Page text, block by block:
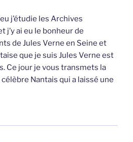
j’étudie les Archives
j’y ai eu le bonheur de
de Jules Verne en Seine et
que je suis Jules Verne est
Ce jour je vous transmets la
Nantais qui a laissé une